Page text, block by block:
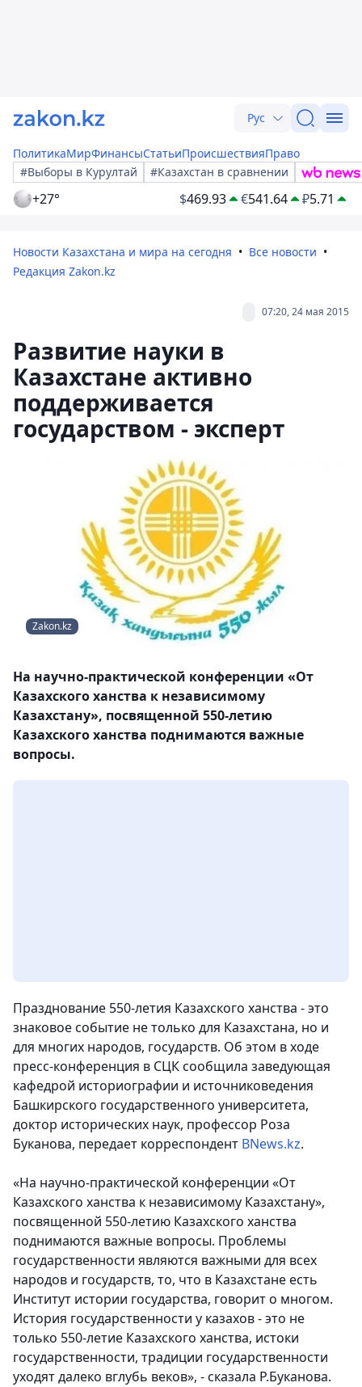
Рус
ПолитикаМирФинансыСтатьиПроисшествияПраво
#Выборы в Курултай
#Казахстан в сравнении
+27° $469.93 €541.64 ₽5.71
Новости Казахстана и мира на сегодня
Все новости
Редакция Zakon.kz
07:20, 24 мая 2015
Развитие науки в
Казахстане активно
поддерживается
государством - эксперт
Zakon.kz
На научно-практической конференции «От
Казахского ханства к независимому
Казахстану», посвященной 550-летию
Казахского ханства поднимаются важные
вопросы.
Празднование 550-летия Казахского ханства - это
знаковое событие не только для Казахстана, но и
для многих народов, государств. Об этом в ходе
пресс-конференция в СЦК сообщила заведующая
кафедрой историографии и источниковедения
Башкирского государственного университета,
доктор исторических наук, профессор Роза
Буканова, передает корреспондент BNews.kz.
«На научно-практической конференции «От
Казахского ханства к независимому Казахстану»,
посвященной 550-летию Казахского ханства
поднимаются важные вопросы. Проблемы
государственности являются важными для всех
народов и государств, то, что в Казахстане есть
Институт истории государства, говорит о многом.
История государственности у казахов - это не
только 550-летие Казахского ханства, истоки
государственности, традиции государственности
уходят далеко вглубь веков», - сказала Р.Буканова.